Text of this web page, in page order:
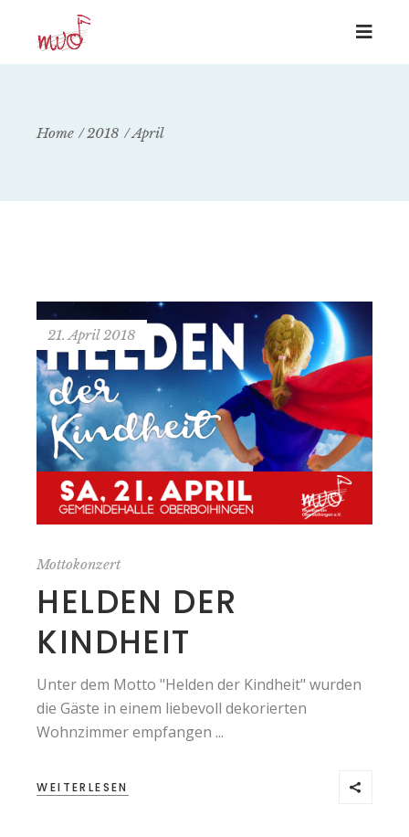
Home 2018 April
21. April 2018
Mottokonzert
HELDEN DER
KINDHEIT
Unter dem Motto "Helden der Kindheit" wurden
die Gäste in einem liebevoll dekorierten
Wohnzimmer empfangen ...
WEITERLESEN